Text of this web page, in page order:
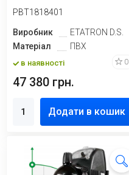
PBT1818401
Виробник
ETATRON D.S.
Матеріал
ПВХ
в наявності 0
47 380 грн.
Додати в кошик